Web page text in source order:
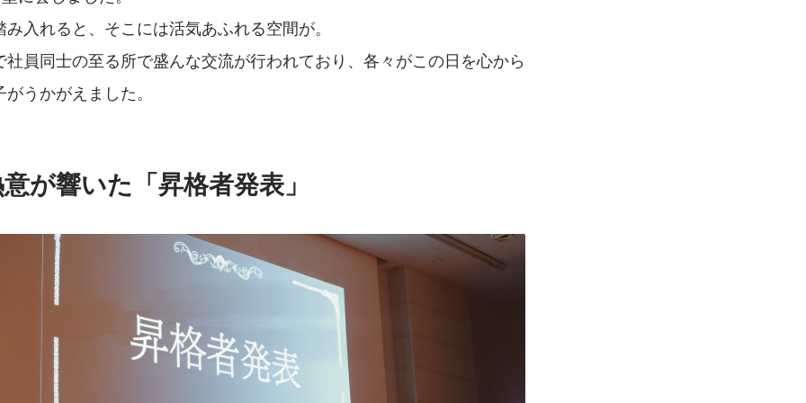
入れると、そこには活気あふれる空間が。
員同士の至る所で盛んな交流が行われており、各々がこの日を心から
うかがえました。
が響いた「昇格者発表」